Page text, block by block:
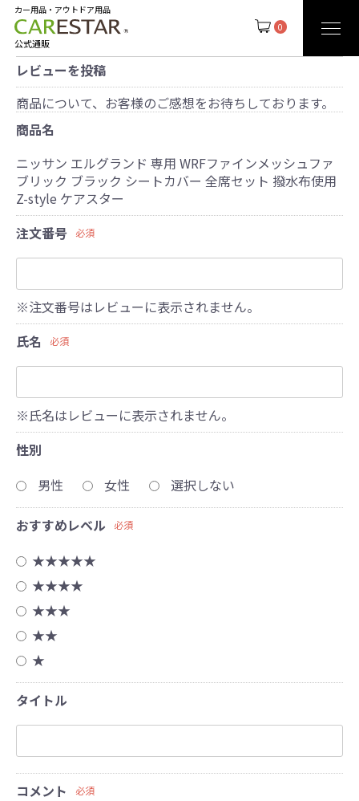
0
カー用品・アウトドア用品
公式通販
レビューを投稿
商品について、お客様のご感想をお待ちしております。
商品名
ニッサン エルグランド 専用 WRFファインメッシュファ
ブリック ブラック シートカバー 全席セット 撥水布使用
Z-style ケアスター
注文番号
必須
※注文番号はレビューに表示されません。
氏名
必須
※氏名はレビューに表示されません。
性別
男性
女性 選択しない
おすすめレベル 必須
★★★★★
★★★★
★★★
★★
★
タイトル
コメント 必須